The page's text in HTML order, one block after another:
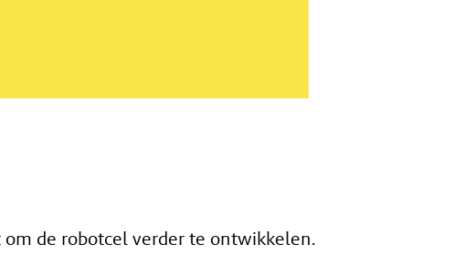
de robotcel verder te ontwikkelen.